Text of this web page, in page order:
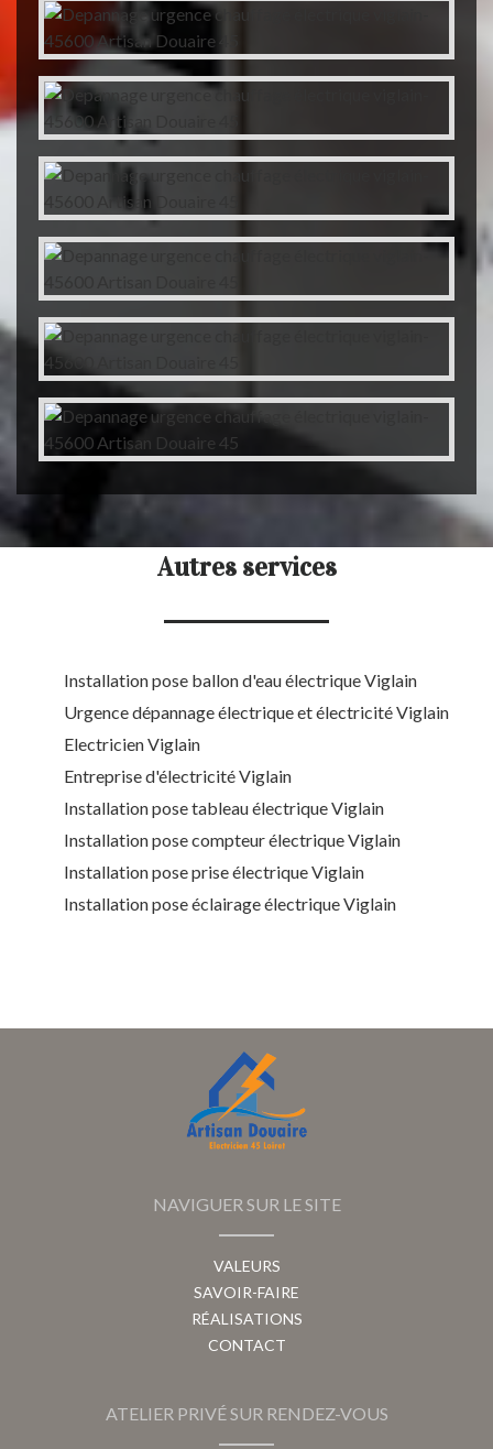
Autres services
Installation pose ballon d'eau électrique Viglain
Urgence dépannage électrique et électricité Viglain
Electricien Viglain
Entreprise d'électricité Viglain
Installation pose tableau électrique Viglain
Installation pose compteur électrique Viglain
Installation pose prise électrique Viglain
Installation pose éclairage électrique Viglain
NAVIGUER SUR LE SITE
VALEURS
SAVOIR-FAIRE
RÉALISATIONS
CONTACT
ATELIER PRIVÉ SUR RENDEZ-VOUS